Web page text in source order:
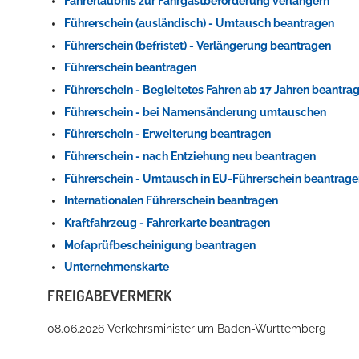
Die Stadthalle Hockenheim bietet den perfekten Standort für
mehr dazu...
Führerschein (ausländisch) - Umtausch beantragen
Führerschein (befristet) - Verlängerung beantragen
Führerschein beantragen
Führerschein - Begleitetes Fahren ab 17 Jahren
Führerschein - bei Namensänderung umtauschen
Führerschein - Erweiterung beantragen
Führerschein - nach Entziehung neu beantragen
Führerschein - Umtausch in EU-Führerschein
Internationalen Führerschein beantragen
Kraftfahrzeug - Fahrerkarte beantragen
Mofaprüfbescheinigung beantragen
Unternehmenskarte
FREIGABEVERMERK
08.06.2026 Verkehrsministerium Baden-Württemberg